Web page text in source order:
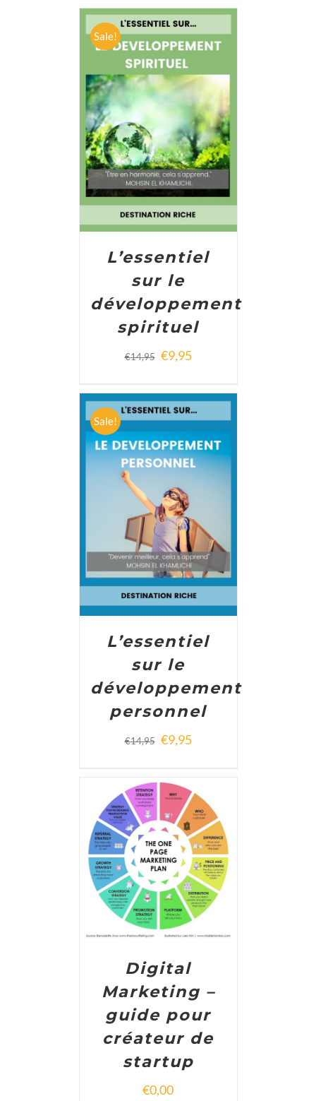
Sale!
ADD TO CART DETAILS
L’essentiel
sur le
développement
spirituel
€14,95 €9,95
Sale!
ADD TO CART / DETAILS
L’essentiel
sur le
développement
personnel
€14,95 €9,95
ADD TO CART / DETAILS
Digital
Marketing –
guide pour
créateur de
startup
€0,00